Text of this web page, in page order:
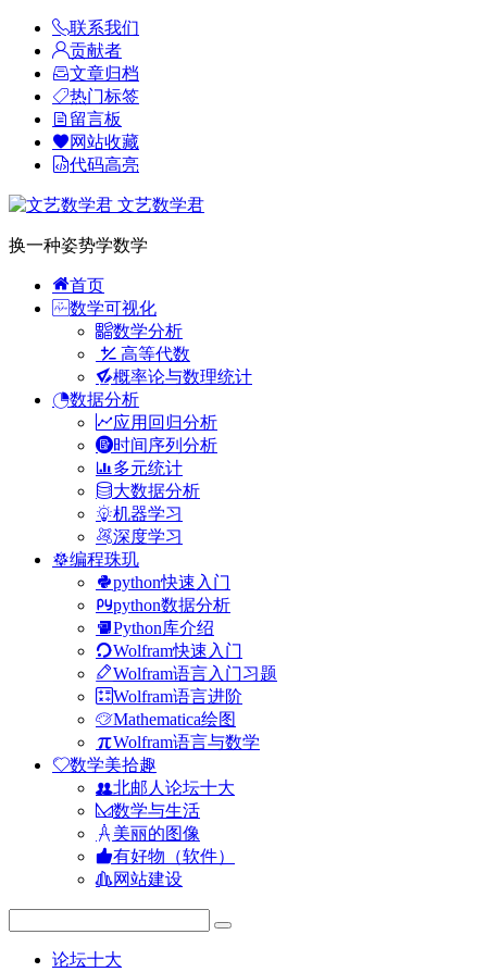
联系我们
贡献者
文章归档
热门标签
留言板
网站收藏
代码高亮
文艺数学君
换一种姿势学数学
首页
数学可视化
数学分析
高等代数
概率论与数理统计
数据分析
应用回归分析
时间序列分析
多元统计
大数据分析
机器学习
深度学习
编程珠玑
python快速入门
python数据分析
Python库介绍
Wolfram快速入门
Wolfram语言入门习题
Wolfram语言进阶
Mathematica绘图
Wolfram语言与数学
数学美拾趣
北邮人论坛十大
数学与生活
美丽的图像
有好物（软件）
网站建设
论坛十大